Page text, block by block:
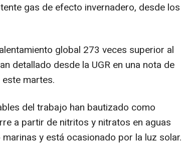
gas de efecto invernadero, desde los
global 273 veces superior al
detallado desde la UGR en una nota de
martes.
del trabajo han bautizado como
a partir de nitritos y nitratos en aguas
y está ocasionado por la luz solar.